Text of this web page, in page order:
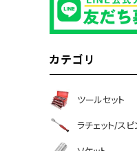
カテゴリ
ツールセット
ラチェット/ス